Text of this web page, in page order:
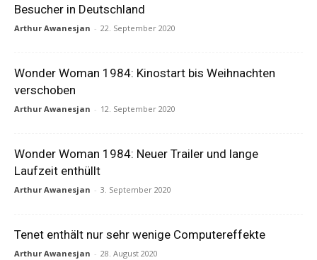
Besucher in Deutschland
Arthur Awanesjan - 22. September 2020
Wonder Woman 1984: Kinostart bis Weihnachten
verschoben
Arthur Awanesjan - 12. September 2020
Wonder Woman 1984: Neuer Trailer und lange
Laufzeit enthüllt
Arthur Awanesjan - 3. September 2020
Tenet enthält nur sehr wenige Computereffekte
Arthur Awanesjan - 28. August 2020